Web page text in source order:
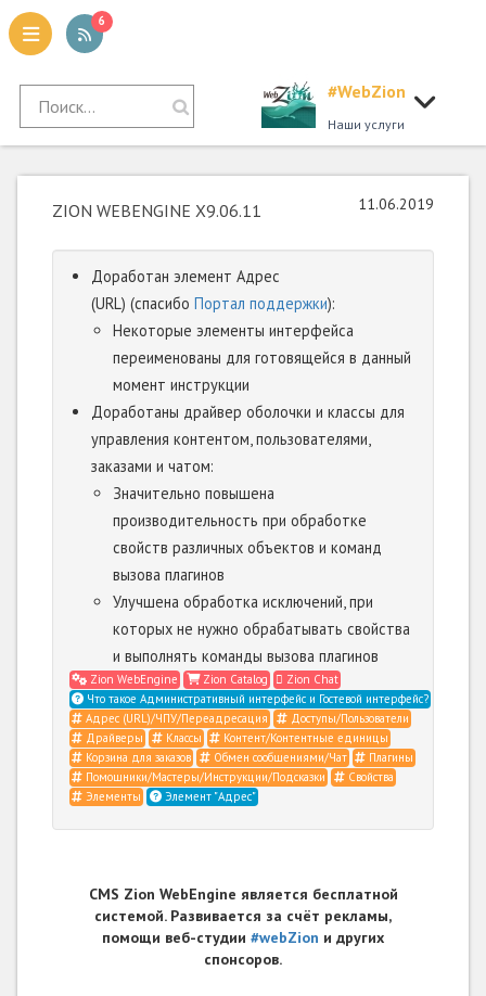
6
#WebZion
Наши услуги
ZION WEBENGINE X9.06.11 11.06.2019
Доработан элемент Адрес
(URL) (спасибо Портал поддержки):
Некоторые элементы интерфейса
переименованы для готовящейся в данный
момент инструкции
Доработаны драйвер оболочки и классы для
управления контентом, пользователями,
заказами и чатом:
Значительно повышена
производительность при обработке
свойств различных объектов и команд
вызова плагинов
Улучшена обработка исключений, при
которых не нужно обрабатывать свойства
и выполнять команды вызова плагинов
Zion WebEngine Zion Catalog
Zion Chat
Что такое Административный интерфейс и Гостевой интерфейс?
Адрес (URL)/ЧПУ/Переадресация
Доступы/Пользователи
Драйверы
Классы
Контент/Контентные единицы
Корзина для заказов
Обмен сообщениями/Чат
Плагины
Помощники/Мастеры/Инструкции/Подсказки
Свойства
Элементы
Элемент "Адрес"
CMS Zion WebEngine является бесплатной
системой. Развивается за счёт рекламы,
помощи веб-студии #webZion и других
спонсоров.